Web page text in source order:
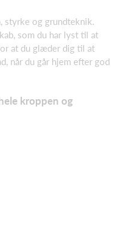
og grundteknik.
som du har lyst til at
at du glæder dig til at
når du går hjem efter god
kroppen og